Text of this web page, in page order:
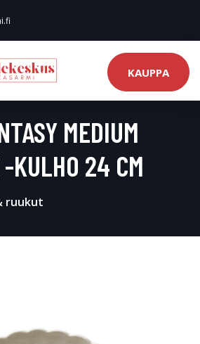
KAUPPA
MEDIUM
KULHO 24 CM
ruukut